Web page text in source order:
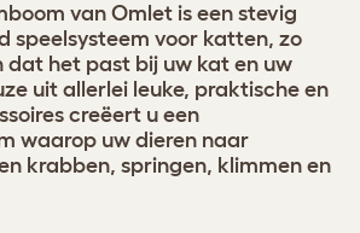
van Omlet is een stevig
speelsysteem voor katten, zo
dat het past bij uw kat en uw
uit allerlei leuke, praktische en
creëert u een
waarop uw dieren naar
krabben, springen, klimmen en